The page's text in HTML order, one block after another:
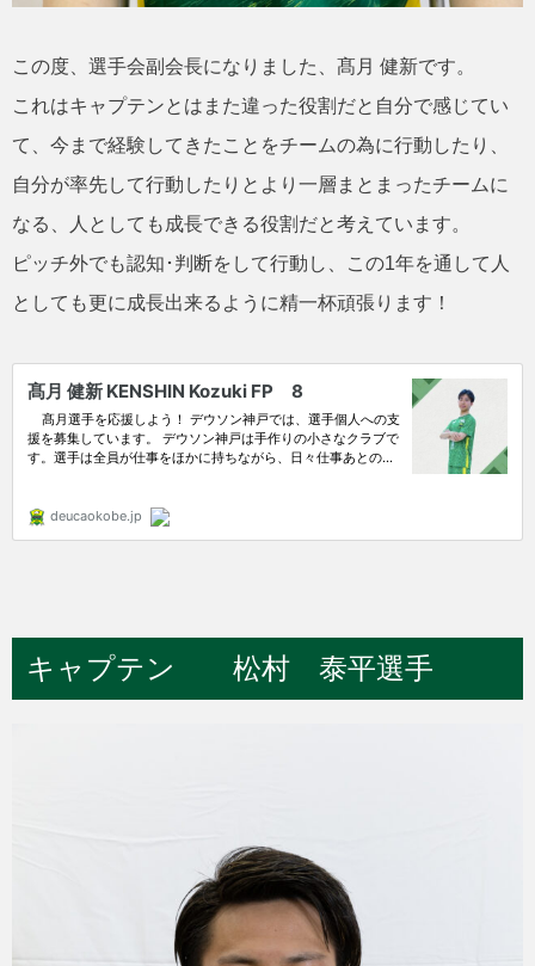
この度、選手会副会長になりました、髙月 健新です。
これはキャプテンとはまた違った役割だと自分で感じてい
て、今まで経験してきたことをチームの為に行動したり、
自分が率先して行動したりとより一層まとまったチームに
なる、人としても成長できる役割だと考えています。
ピッチ外でも認知･判断をして行動し、この1年を通して人
としても更に成長出来るように精一杯頑張ります！
キャプテン 松村 泰平選手